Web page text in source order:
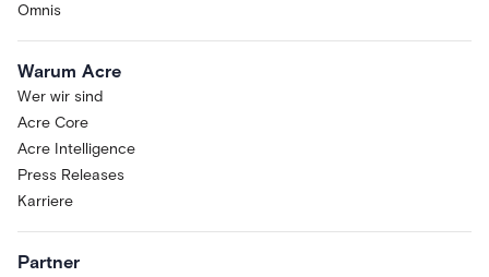
Omnis
Warum Acre
Wer wir sind
Acre Core
Acre Intelligence
Press Releases
Karriere
Partner